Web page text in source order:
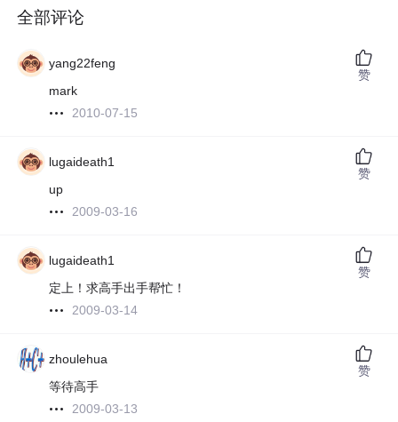
全部评论
yang22feng
mark
2010-07-15
赞
lugaideath1
up
2009-03-16
赞
lugaideath1
定上！求高手出手帮忙！
2009-03-14
赞
zhoulehua
等待高手
2009-03-13
赞